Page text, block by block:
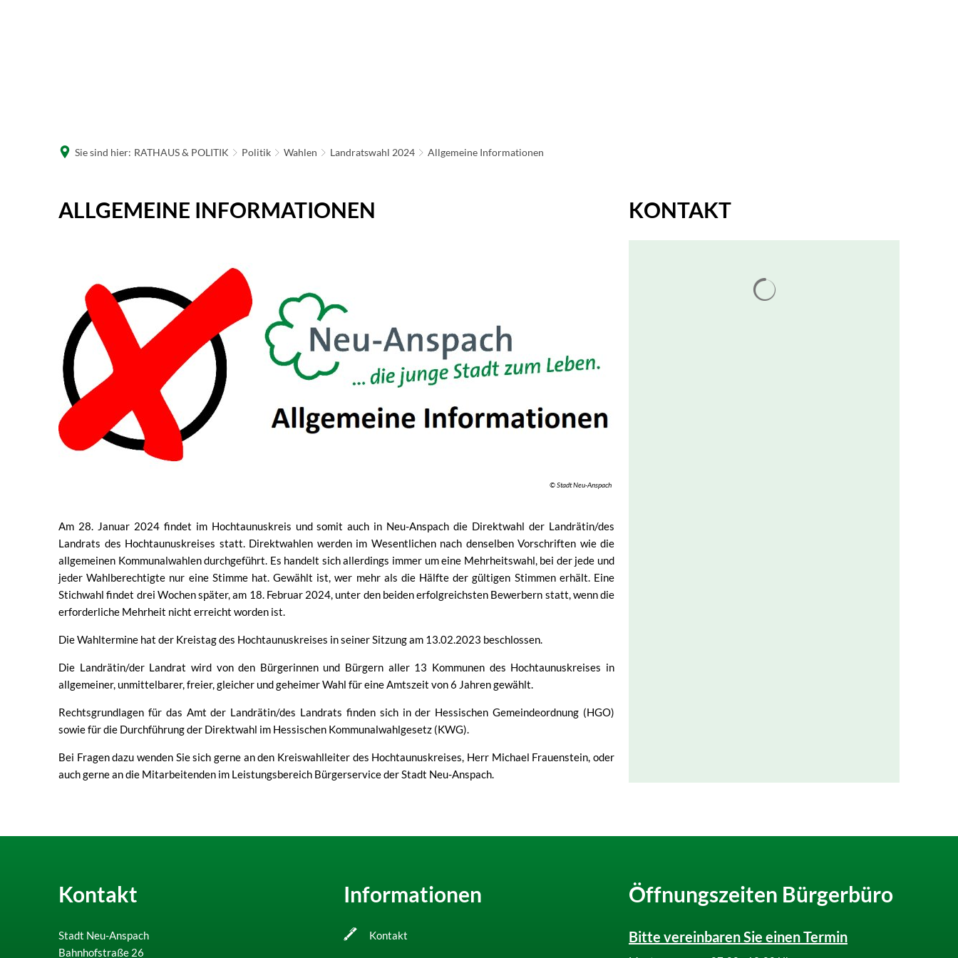
Sie sind hier: RATHAUS & POLITIK Politik Wahlen Landratswahl 2024 Allgemeine Informationen
AllgemeineALLGEMEINE INFORMATIONEN
© Stadt Neu-Anspach
Am 28. Januar 2024 findet im Hochtaunuskreis und somit auch in Neu-Anspach die Direktwahl der Landrätin/des
Landrats des Hochtaunuskreises statt. Direktwahlen werden im Wesentlichen nach denselben Vorschriften wie die
allgemeinen Kommunalwahlen durchgeführt. Es handelt sich allerdings immer um eine Mehrheitswahl, bei der jede und
jeder Wahlberechtigte nur eine Stimme hat. Gewählt ist, wer mehr als die Hälfte der gültigen Stimmen erhält. Eine
Stichwahl findet drei Wochen später, am 18. Februar 2024, unter den beiden erfolgreichsten Bewerbern statt, wenn die
erforderliche Mehrheit nicht erreicht worden ist.
Die Wahltermine hat der Kreistag des Hochtaunuskreises in seiner Sitzung am 13.02.2023 beschlossen.
Die Landrätin/der Landrat wird von den Bürgerinnen und Bürgern aller 13 Kommunen des Hochtaunuskreises in
allgemeiner, unmittelbarer, freier, gleicher und geheimer Wahl für eine Amtszeit von 6 Jahren gewählt.
Rechtsgrundlagen für das Amt der Landrätin/des Landrats finden sich in der Hessischen Gemeindeordnung (HGO)
sowie für die Durchführung der Direktwahl im Hessischen Kommunalwahlgesetz (KWG).
Bei Fragen dazu wenden Sie sich gerne an den Kreiswahlleiter des Hochtaunuskreises, Herr Michael Frauenstein, oder
auch gerne an die Mitarbeitenden im Leistungsbereich Bürgerservice der Stadt Neu-Anspach.
KONTAKT
Kontakt
Stadt Neu-Anspach
Bahnhofstraße 26
Informationen
Kontakt
Öffnungszeiten Bürgerbüro
Bitte vereinbaren Sie einen Termin